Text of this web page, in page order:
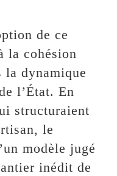
de ce
la cohésion
la dynamique
l’État. En
structuraient
le
modèle jugé
inédit de